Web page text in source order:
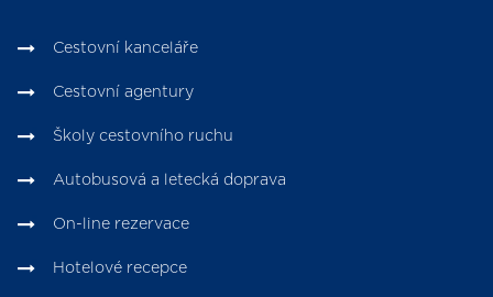
Cestovní kanceláře
Cestovní agentury
Školy cestovního ruchu
Autobusová a letecká doprava
On-line rezervace
Hotelové recepce